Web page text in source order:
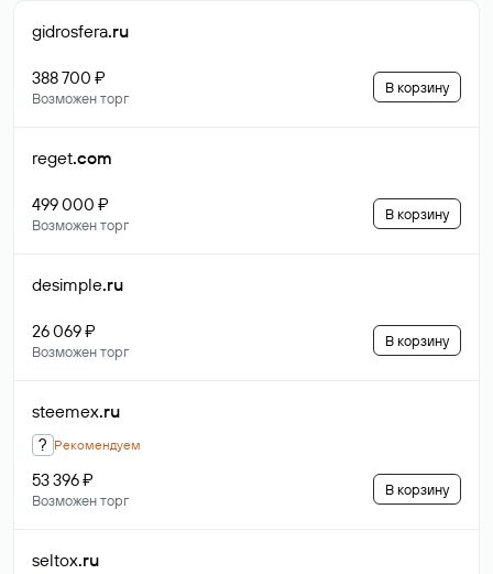
gidrosfera.ru
388 700 ₽
Возможен торг
В корзину
reget.com
499 000 ₽
Возможен торг
В корзину
desimple.ru
26 069 ₽
Возможен торг
В корзину
steemex.ru
? Рекомендуем
53 396 ₽
Возможен торг
В корзину
seltox.ru